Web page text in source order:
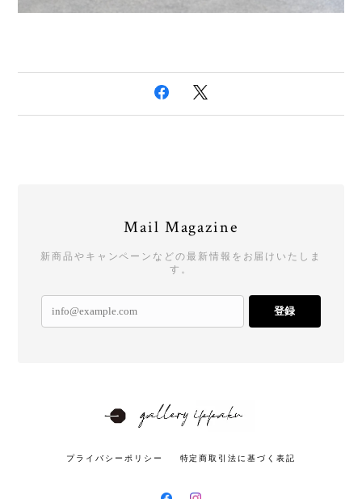
Mail Magazine
新商品やキャンペーンなどの最新情報をお届けいたしま
す。
登録
プライバシーポリシー 特定商取引法に基づく表記